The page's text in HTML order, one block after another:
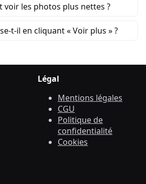
voir les photos plus nettes ?
en cliquant « Voir plus » ?
Légal
Mentions légales
CGU
Politique de
confidentialité
Cookies